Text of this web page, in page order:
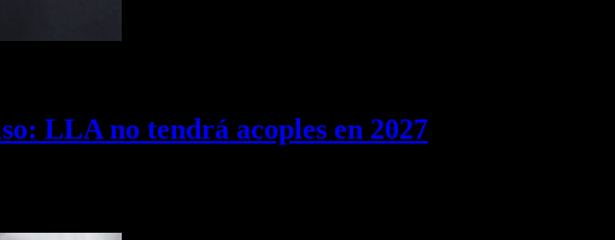
LLA no tendrá acoples en 2027